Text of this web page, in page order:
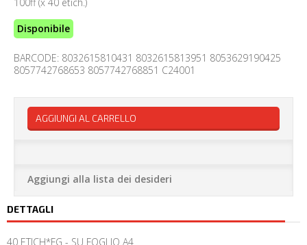
100ff (x 40 etich.)
Disponibile
BARCODE: 8032615810431 8032615813951 8053629190425
8057742768653 8057742768851 C24001
AGGIUNGI AL CARRELLO
Aggiungi alla lista dei desideri
DETTAGLI
40 ETICH*FG - SU FOGLIO A4